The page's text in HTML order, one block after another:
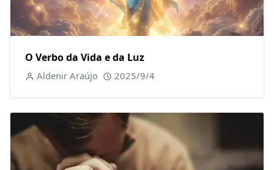
O Verbo da Vida e da Luz
Aldenir Araújo 2025/9/4